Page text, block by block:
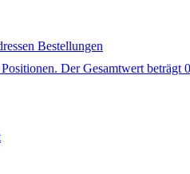
Bestellungen
Der Gesamtwert beträgt